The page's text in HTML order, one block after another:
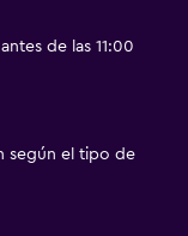
de las 11:00
según el tipo de